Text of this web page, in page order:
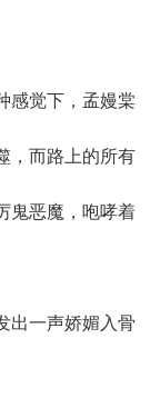
觉下，孟嫚棠
，而路上的所有
鬼恶魔，咆哮着
一声娇媚入骨